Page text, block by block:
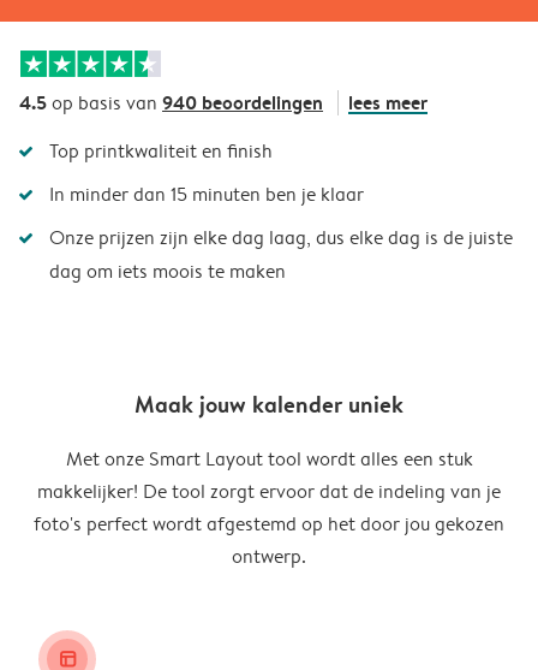
4.5op basis van 940 beoordelingen lees meer
Top printkwaliteit en finish
In minder dan 15 minuten ben je klaar
Onze prijzen zijn elke dag laag, dus elke dag is de juiste
dag om iets moois te maken
Maak jouw kalender uniek
Met onze Smart Layout tool wordt alles een stuk
makkelijker! De tool zorgt ervoor dat de indeling van je
foto's perfect wordt afgestemd op het door jou gekozen
ontwerp.
layout_alt